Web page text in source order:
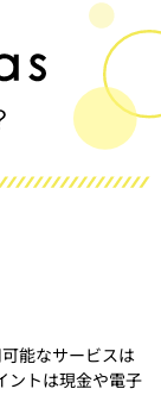
能なサービスは
ントは現金や電子